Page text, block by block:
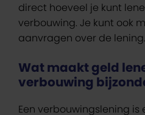
direct hoeveel je kunt
verbouwing. Je kunt ook
aanvragen over de lening.
Wat maakt geld
verbouwing
Een verbouwingslening